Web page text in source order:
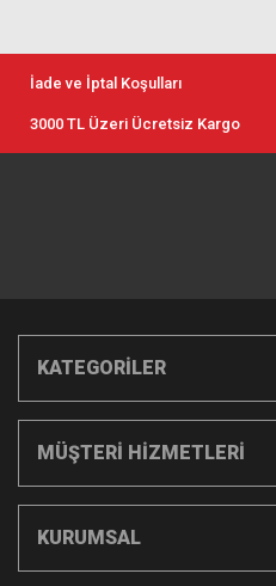
İade ve İptal Koşulları
3000 TL Üzeri Ücretsiz Kargo
KATEGORİLER
MÜŞTERİ HİZMETLERİ
KURUMSAL